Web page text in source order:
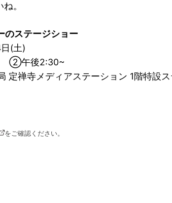
。
のステージショー
(土)
②午後2:30~
定禅寺メディアステーション 1階特設
をご確認ください。